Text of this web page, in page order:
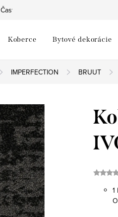
Často kladené otázky
Koberce Bytové dekorácie
IMPERFECTION BRUUT
1